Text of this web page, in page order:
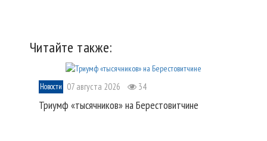
Читайте также:
Новости 07 августа 2026 34
Триумф «тысячников» на Берестовитчине